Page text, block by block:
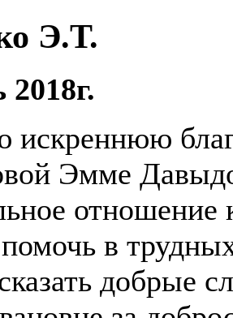
Э.Т.
Эмме
отношение
в
добрые